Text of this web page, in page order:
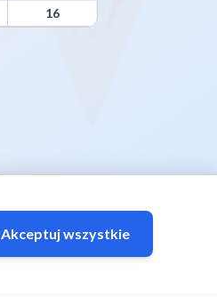
16
Akceptuj wszystkie